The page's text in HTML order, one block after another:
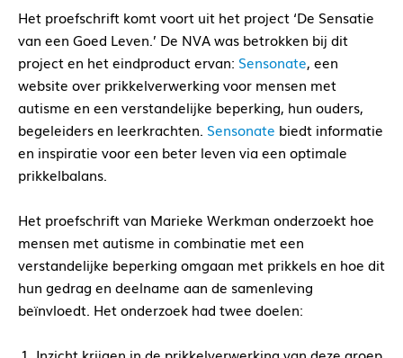
Het proefschrift komt voort uit het project ‘De Sensatie
van een Goed Leven.’ De NVA was betrokken bij dit
project en het eindproduct ervan: Sensonate, een
website over prikkelverwerking voor mensen met
autisme en een verstandelijke beperking, hun ouders,
begeleiders en leerkrachten. Sensonate biedt informatie
en inspiratie voor een beter leven via een optimale
prikkelbalans.
Het proefschrift van Marieke Werkman onderzoekt hoe
mensen met autisme in combinatie met een
verstandelijke beperking omgaan met prikkels en hoe dit
hun gedrag en deelname aan de samenleving
beïnvloedt. Het onderzoek had twee doelen: